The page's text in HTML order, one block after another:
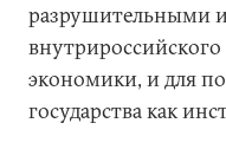
разрушительными
экономики, и для
государства как